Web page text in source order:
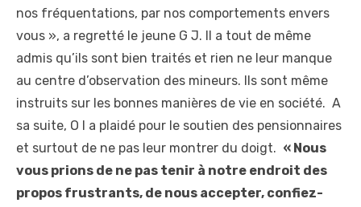
nos fréquentations, par nos comportements envers
vous », a regretté le jeune G J. Il a tout de même
admis qu’ils sont bien traités et rien ne leur manque
au centre d’observation des mineurs. Ils sont même
instruits sur les bonnes manières de vie en société. A
sa suite, O I a plaidé pour le soutien des pensionnaires
et surtout de ne pas leur montrer du doigt. « Nous
vous prions de ne pas tenir à notre endroit des
propos frustrants, de nous accepter, confiez-